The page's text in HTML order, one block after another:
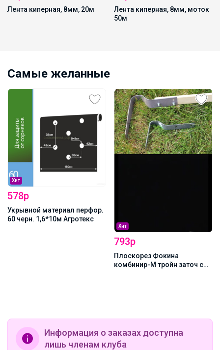
Лента киперная, 8мм, 20м
Лента киперная, 8мм, моток
50м
Самые желанные
Хит
578р
Укрывной материал перфор.
60 черн. 1,6*10м Агротекс
Хит
793р
Плоскорез Фокина
комбинир-М тройн заточ с
Информация о заказах доступна
лишь членам клуба